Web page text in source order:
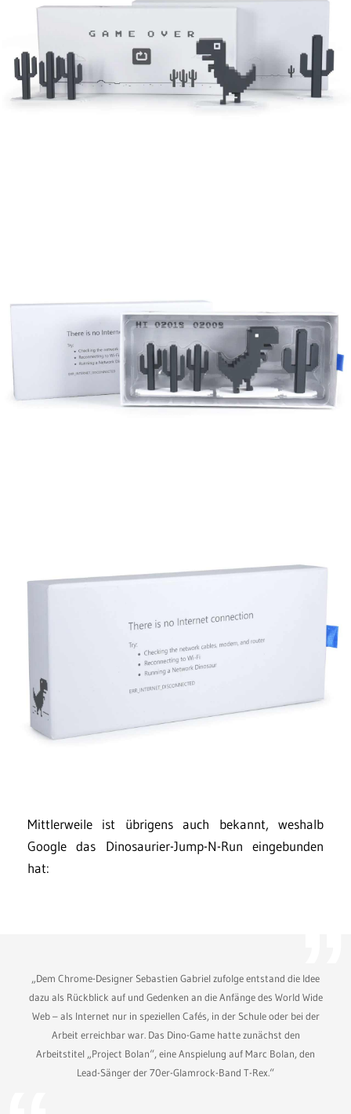
Mittlerweile ist übrigens auch bekannt, weshalb
Google das Dinosaurier-Jump-N-Run eingebunden
hat:
„Dem Chrome-Designer Sebastien Gabriel zufolge entstand die Idee
dazu als Rückblick auf und Gedenken an die Anfänge des World Wide
Web – als Internet nur in speziellen Cafés, in der Schule oder bei der
Arbeit erreichbar war. Das Dino-Game hatte zunächst den
Arbeitstitel „Project Bolan“, eine Anspielung auf Marc Bolan, den
Lead-Sänger der 70er-Glamrock-Band T-Rex.“